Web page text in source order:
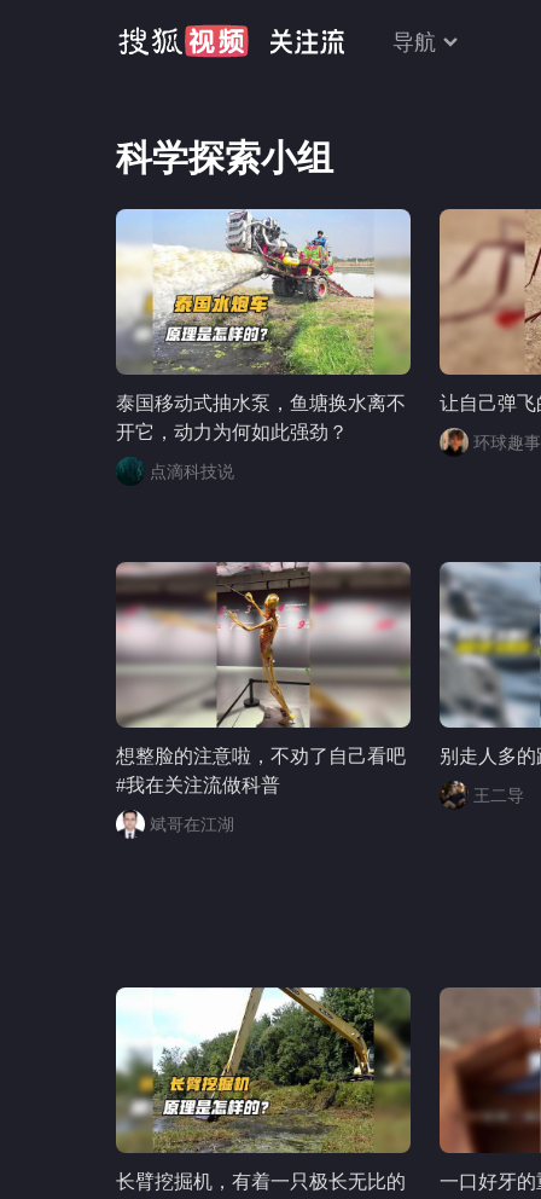
导航
科学探索小组
泰国移动式抽水泵，鱼塘换水离不
开它，动力为何如此强劲？
点滴科技说
让自己弹飞
环球趣事
想整脸的注意啦，不劝了自己看吧
#我在关注流做科普
斌哥在江湖
别走人多
王二导
长臂挖掘机，有着一只极长无比的
一口好牙的